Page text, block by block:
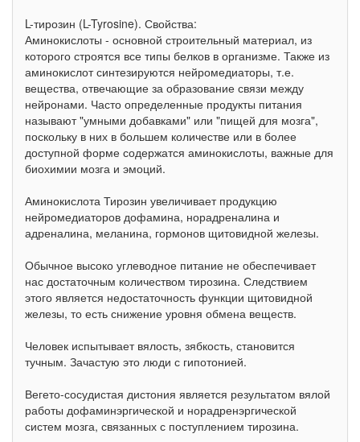
L-тирозин (L-Tyrosine). Свойства:
Аминокислоты - основной строительный материал, из
которого строятся все типы белков в организме. Также из
аминокислот синтезируются нейромедиаторы, т.е.
вещества, отвечающие за образование связи между
нейронами. Часто определенные продукты питания
называют "умными добавками" или "пищей для мозга",
поскольку в них в большем количестве или в более
доступной форме содержатся аминокислоты, важные для
биохимии мозга и эмоций.
Аминокислота Тирозин увеличивает продукцию
нейромедиаторов дофамина, норадреналина и
адреналина, меланина, гормонов щитовидной железы.
Обычное высоко углеводное питание не обеспечивает
нас достаточным количеством тирозина. Следствием
этого является недостаточность функции щитовидной
железы, то есть снижение уровня обмена веществ.
Человек испытывает вялость, зябкость, становится
тучным. Зачастую это люди с гипотонией.
Вегето-сосудистая дистония является результатом вялой
работы дофаминэргической и норадренэргической
систем мозга, связанных с поступлением тирозина.